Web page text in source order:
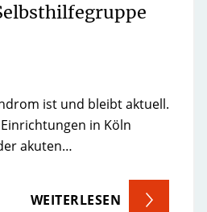
ist und bleibt aktuell.
in Köln
akuten…
WEITERLESEN